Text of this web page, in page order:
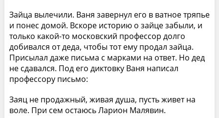
Зайца вылечили. Ваня завернул его в ватное тряпье
и понес домой. Вскоре историю о зайце забыли, и
только какой-то московский профессор долго
добивался от деда, чтобы тот ему продал зайца.
Присылал даже письма с марками на ответ. Но дед
не сдавался. Под его диктовку Ваня написал
профессору письмо:
Заяц не продажный, живая душа, пусть живет на
воле. При сем остаюсь Ларион Малявин.